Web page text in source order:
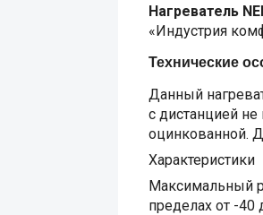
Нагреватель
«Индустрия
Технические
Данный
с дистанцией
оцинкованной.
Характеристики
Максимальный
пределах от -40